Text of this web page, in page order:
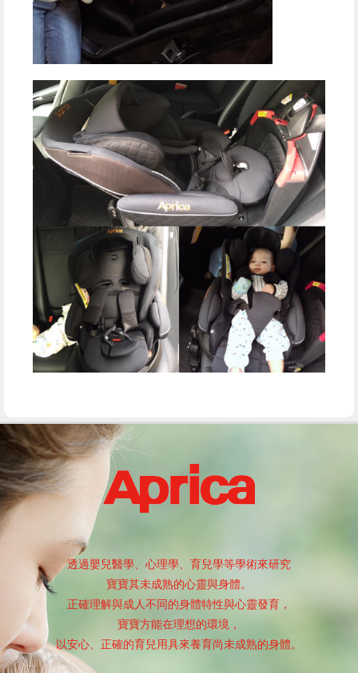
透過嬰兒醫學、心理學、育兒學等學術來研究
寶寶其未成熟的心靈與身體。
正確理解與成人不同的身體特性與心靈發育，
寶寶方能在理想的環境，
以安心、正確的育兒用具來養育尚未成熟的身體。